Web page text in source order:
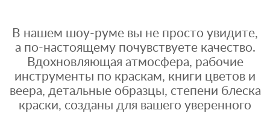
В нашем шоу-руме вы не просто увидите,
а по-настоящему почувствуете качество.
Вдохновляющая атмосфера, рабочие
инструменты по краскам, книги цветов и
веера, детальные образцы, степени блеска
краски, созданы для вашего уверенного